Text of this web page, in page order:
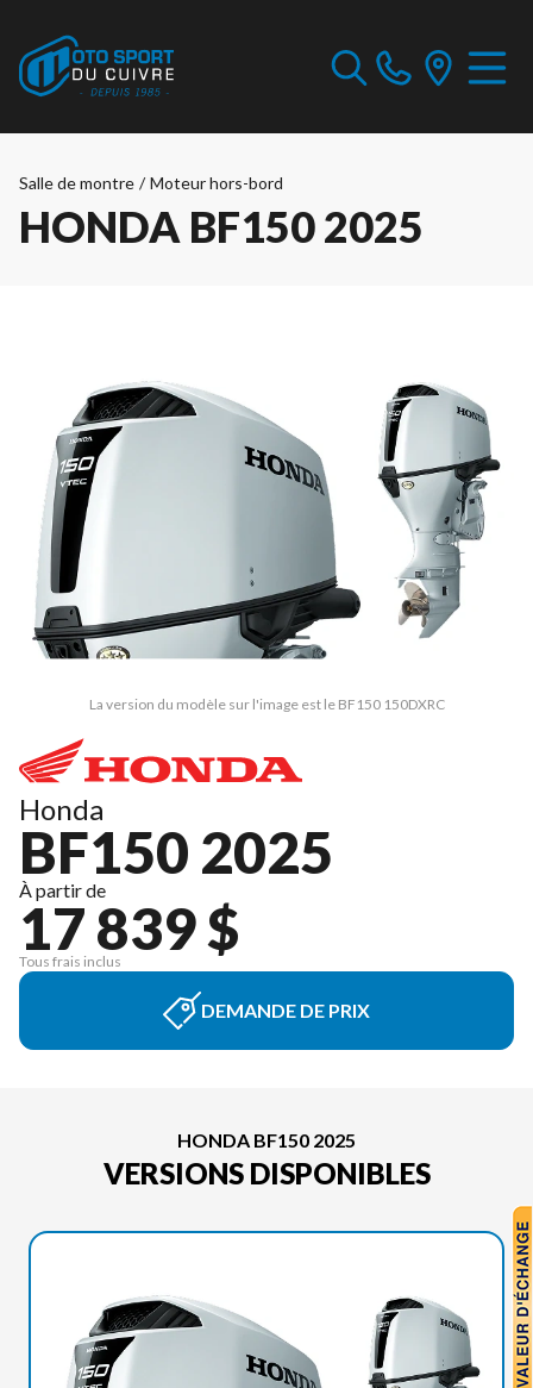
Salle de montre / Moteur hors-bord
HONDA BF150 2025
La version du modèle sur l'image est le BF150 150DXRC
Honda
BF150 2025
À partir de
17 839 $
Tous frais inclus
DEMANDE DE PRIX
HONDA BF150 2025
VERSIONS DISPONIBLES